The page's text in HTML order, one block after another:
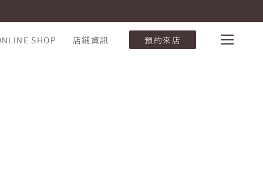
SHOP 店鋪資訊 預約來店